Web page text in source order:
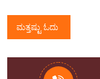
ಮತ್ತಷ್ಟು ಓದು